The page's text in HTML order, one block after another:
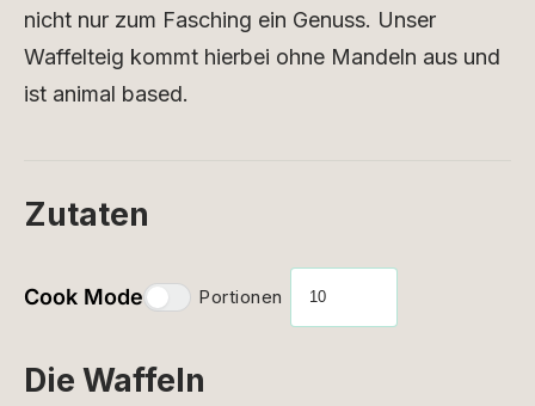
nicht nur zum Fasching ein Genuss. Unser
Waffelteig kommt hierbei ohne Mandeln aus und
ist animal based.
Zutaten
Cook Mode Portionen
Die Waffeln